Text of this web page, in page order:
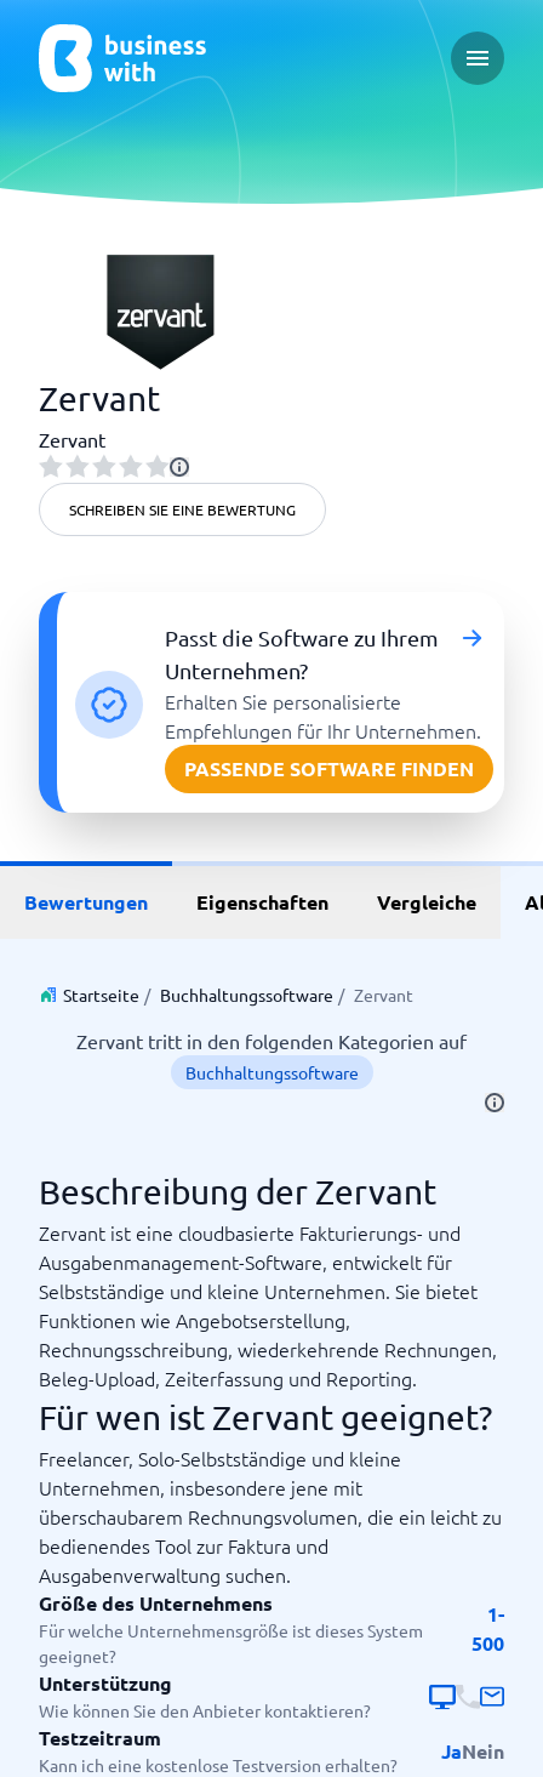
Open
Zervant
Zervant
SCHREIBEN SIE EINE BEWERTUNG
Passt die Software zu Ihrem
Unternehmen?
Erhalten Sie personalisierte
Empfehlungen für Ihr Unternehmen.
PASSENDE SOFTWARE FINDEN
Bewertungen Eigenschaften Vergleiche
Startseite / Buchhaltungssoftware / Zervant
Zervant tritt in den folgenden Kategorien auf
Buchhaltungssoftware
Beschreibung der Zervant
Zervant ist eine cloudbasierte Fakturierungs- und
Ausgabenmanagement-Software, entwickelt für
Selbstständige und kleine Unternehmen. Sie bietet
Funktionen wie Angebotserstellung,
Rechnungsschreibung, wiederkehrende Rechnungen,
Beleg-Upload, Zeiterfassung und Reporting.
Für wen ist Zervant geeignet?
Freelancer, Solo-Selbstständige und kleine
Unternehmen, insbesondere jene mit
überschaubarem Rechnungsvolumen, die ein leicht zu
bedienendes Tool zur Faktura und
Ausgabenverwaltung suchen.
Größe des Unternehmens
Für welche Unternehmensgröße ist dieses System
geeignet?
1-
500
Unterstützung
Wie können Sie den Anbieter kontaktieren?
Testzeitraum
Kann ich eine kostenlose Testversion erhalten?
JaNein